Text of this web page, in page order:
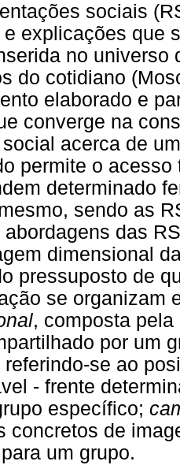
sociais
explicações que
no universo
do cotidiano
elaborado e
converge na
acerca de
permite o
determinado
sendo as
abordagens das
dimensional
pressuposto de
se organizam
, composta
por um
referindo-se ao
- frente
específico;
concretos de
um grupo.